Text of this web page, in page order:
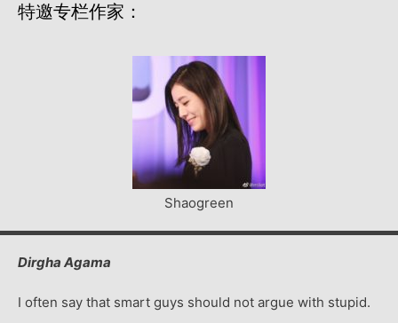
特邀专栏作家：
Shaogreen
Dirgha Agama
I often say that smart guys should not argue with stupid.